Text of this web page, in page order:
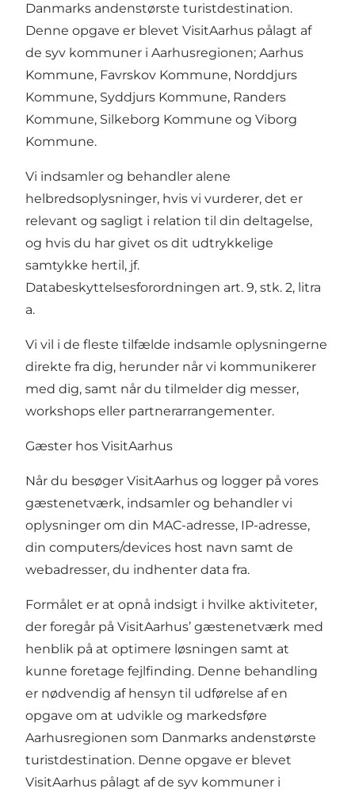
Danmarks andenstørste turistdestination.
Denne opgave er blevet VisitAarhus pålagt af
de syv kommuner i Aarhusregionen; Aarhus
Kommune, Favrskov Kommune, Norddjurs
Kommune, Syddjurs Kommune, Randers
Kommune, Silkeborg Kommune og Viborg
Kommune.
Vi indsamler og behandler alene
helbredsoplysninger, hvis vi vurderer, det er
relevant og sagligt i relation til din deltagelse,
og hvis du har givet os dit udtrykkelige
samtykke hertil, jf.
Databeskyttelsesforordningen art. 9, stk. 2, litra
a.
Vi vil i de fleste tilfælde indsamle oplysningerne
direkte fra dig, herunder når vi kommunikerer
med dig, samt når du tilmelder dig messer,
workshops eller partnerarrangementer.
Gæster hos VisitAarhus
Når du besøger VisitAarhus og logger på vores
gæstenetværk, indsamler og behandler vi
oplysninger om din MAC-adresse, IP-adresse,
din computers/devices host navn samt de
webadresser, du indhenter data fra.
Formålet er at opnå indsigt i hvilke aktiviteter,
der foregår på VisitAarhus’ gæstenetværk med
henblik på at optimere løsningen samt at
kunne foretage fejlfinding. Denne behandling
er nødvendig af hensyn til udførelse af en
opgave om at udvikle og markedsføre
Aarhusregionen som Danmarks andenstørste
turistdestination. Denne opgave er blevet
VisitAarhus pålagt af de syv kommuner i